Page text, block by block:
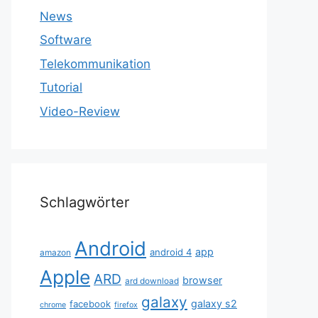
News
Software
Telekommunikation
Tutorial
Video-Review
Schlagwörter
amazon Android android 4 app
Apple ARD ard download browser
chrome facebook firefox galaxy galaxy s2